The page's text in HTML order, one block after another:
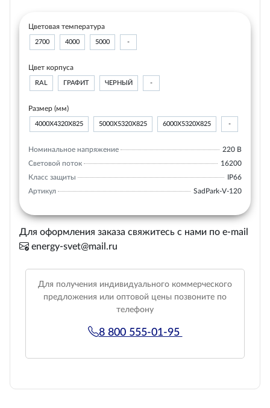
Цветовая температура
2700 4000 5000 -
Цвет корпуса
RAL ГРАФИТ ЧЕРНЫЙ -
Размер (мм)
4000Х4320Х825 5000Х5320Х825 6000Х5320Х825 -
Номинальное напряжение
220 В
Световой поток
16200
Класс защиты
IP66
Артикул
SadPark-V-120
Для оформления заказа свяжитесь с нами по e-mail
energy-svet@mail.ru
Для получения индивидуального коммерческого
предложения или оптовой цены позвоните по
телефону
8 800 555-01-95